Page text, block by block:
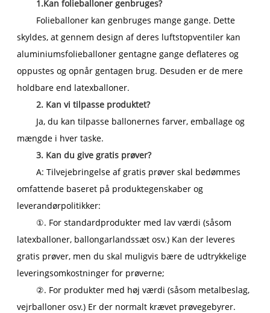
1.Kan folieballoner genbruges?
Folieballoner kan genbruges mange gange. Dette
skyldes, at gennem design af deres luftstopventiler kan
aluminiumsfolieballoner gentagne gange deflateres og
oppustes og opnår gentagen brug. Desuden er de mere
holdbare end latexballoner.
2. Kan vi tilpasse produktet?
Ja, du kan tilpasse ballonernes farver, emballage og
mængde i hver taske.
3. Kan du give gratis prøver?
A: Tilvejebringelse af gratis prøver skal bedømmes
omfattende baseret på produktegenskaber og
leverandørpolitikker:
①. For standardprodukter med lav værdi (såsom
latexballoner, ballongarlandssæt osv.) Kan der leveres
gratis prøver, men du skal muligvis bære de udtrykkelige
leveringsomkostninger for prøverne;
②. For produkter med høj værdi (såsom metalbeslag,
vejrballoner osv.) Er der normalt krævet prøvegebyrer.